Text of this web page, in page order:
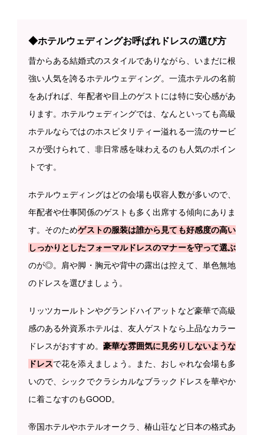
◆ホテルウェディングお呼ばれドレスの選び方
昔からある結婚式のスタイルでありながら、いまだに根
強い人気を誇るホテルウェディング。一流ホテルの名前
をあげれば、年配者や目上のゲストには特に安心感があ
ります。ホテルウェディングでは、なんといっても高級
ホテルならではのホスピタリティー溢れる一流のサービ
スが受けられて、非日常感を味わえるのも人気のポイン
トです。
ホテルウェディングはどの会場も収容人数が多いので、
年配者や仕事関係のゲストも多く出席する傾向にありま
す。そのためゲストの服装は誰から見ても好感度の高い
しっかりとしたフォーマルドレスのマナーを守って選ぶ
のが◎。肩や脚・胸元や背中の露出は控えて、単色無地
のドレスを選びましょう。
リッツカールトンやグランドハイアットなど豪華で高級
感のある外資系ホテルは、友人ゲストなら上品なカラー
ドレスがおすすめ。 豪華な雰囲気に見劣りしないような
ドレスで花を添えましょう。また、おしゃれな会場も多
いので、シックでクラシカルなブラックドレスを華やか
に着こなすのもGOOD。
帝国ホテルやホテルオークラ、椿山荘など日本の格式あ